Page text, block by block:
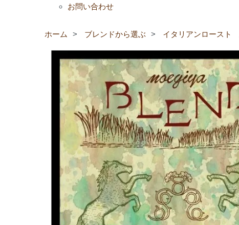
お問い合わせ
ホーム > ブレンドから選ぶ > イタリアンロースト